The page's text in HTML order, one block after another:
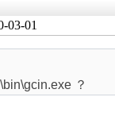
03-01
？